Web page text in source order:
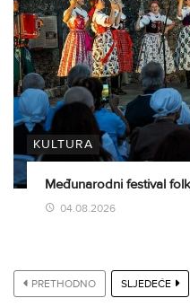
KULTURA
Međunarodni festival
04.08.2026
PRETHODNO SLJEDEĆE